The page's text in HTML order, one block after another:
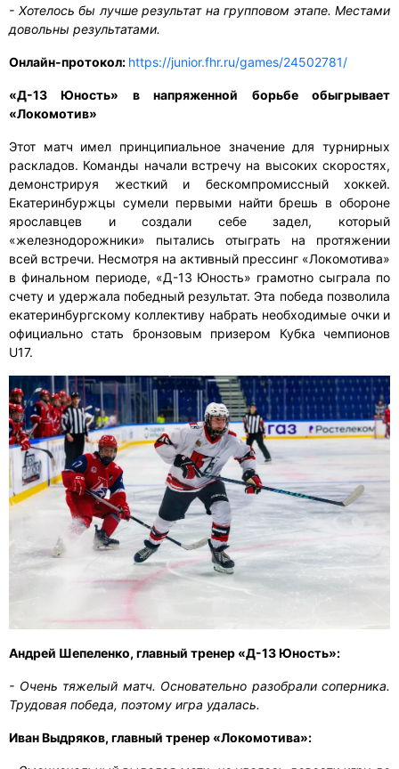
- Хотелось бы лучше результат на групповом этапе. Местами
довольны результатами.
Онлайн-протокол: https://junior.fhr.ru/games/24502781/
«Д-13 Юность» в напряженной борьбе обыгрывает
«Локомотив»
Этот матч имел принципиальное значение для турнирных
раскладов. Команды начали встречу на высоких скоростях,
демонстрируя жесткий и бескомпромиссный хоккей.
Екатеринбуржцы сумели первыми найти брешь в обороне
ярославцев и создали себе задел, который
«железнодорожники» пытались отыграть на протяжении
всей встречи. Несмотря на активный прессинг «Локомотива»
в финальном периоде, «Д-13 Юность» грамотно сыграла по
счету и удержала победный результат. Эта победа позволила
екатеринбургскому коллективу набрать необходимые очки и
официально стать бронзовым призером Кубка чемпионов
U17.
Андрей Шепеленко, главный тренер «Д-13 Юность»:
- Очень тяжелый матч. Основательно разобрали соперника.
Трудовая победа, поэтому игра удалась.
Иван Выдряков, главный тренер «Локомотива»: